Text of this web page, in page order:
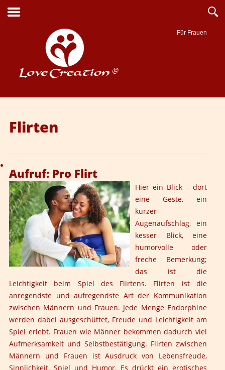
Für Frauen
Suche
Flirten
Aufruf: Pro Flirt
Hier ein Blick – dort
eine Geste, ein
kurzer
Augenaufschlag, ein
kesser Blick, eine
humorvolle oder
freche Bemerkung;
das ist die
Leichtigkeit beim Spiel des Flirtens. Flirten ist die
anregendste und aufregendste Art der Kommunikation
zwischen Männern und Frauen. Jede Menge Endorphine
werden dabei ausgeschüttet, Freude und Leichtigkeit am
Spiel erlebt. Frauen wie Männer bekommen dadurch viel
Aufmerksamkeit und Selbstbestätigung. Flirten zwischen
Männern und Frauen ist Ausdruck von Lebensfreude,
Sinnlichkeit, Spiel und Humor. Es drückt ein erotisches